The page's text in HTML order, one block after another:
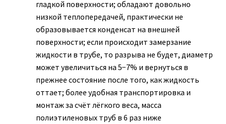
гладкой поверхности; обладают довольно
низкой теплопередачей, практически не
образовывается конденсат на внешней
поверхности; если происходит замерзание
жидкости в трубе, то разрыва не будет, диаметр
может увеличиться на 5−7% и вернуться в
прежнее состояние после того, как жидкость
оттает; более удобная транспортировка и
монтаж за счёт лёгкого веса, масса
полиэтиленовых труб в 6 раз ниже